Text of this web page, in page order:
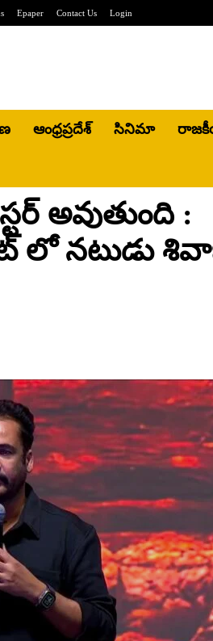
Epaper Contact Us Login
ఆంధ్రప్రదేశ్ సినిమా
అవుతుంది :
లో నటుడు